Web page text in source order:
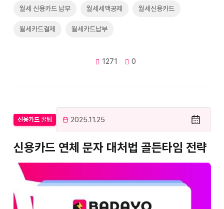
월세 신용카드 납부 월세세액공제 월세신용카드
월세카드결제 월세카드납부
1271 0
신용카드 꿀팁 2025.11.25
신용카드 연체 문자 대처법 골든타임 전략